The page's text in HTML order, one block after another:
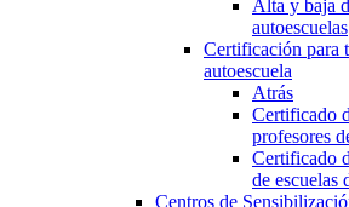
Alta y baja
autoescuelas
Certificación para
autoescuela
Atrás
Certificado
profesores
Certificado
de escuelas
Centros de